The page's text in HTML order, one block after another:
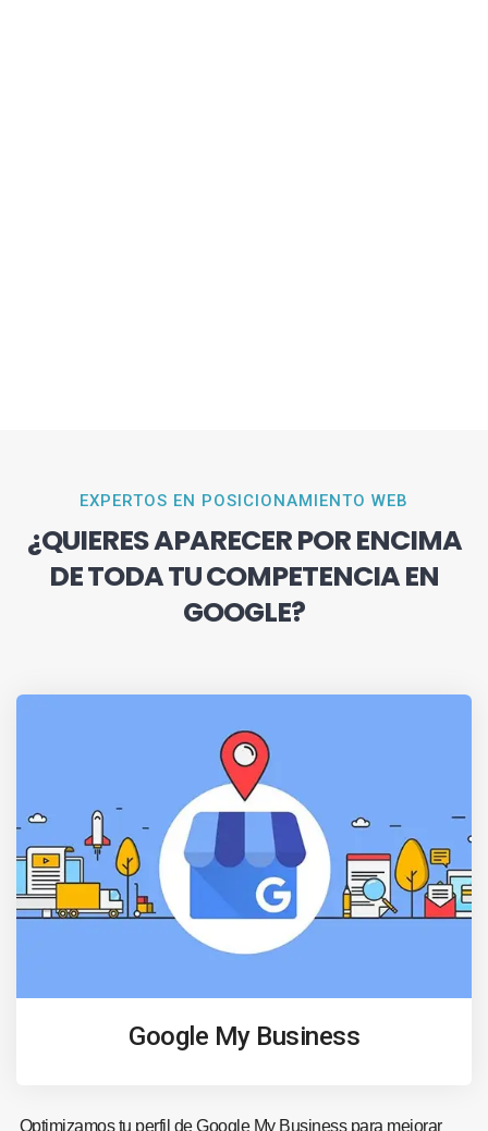
EXPERTOS EN POSICIONAMIENTO WEB
¿QUIERES APARECER POR ENCIMA
DE TODA TU COMPETENCIA EN
GOOGLE?
Google My Business
Optimizamos tu perfil de Google My Business para mejorar